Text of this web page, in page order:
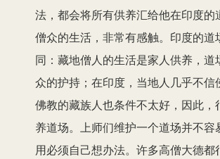
法，都会将所有供养汇给他在印度的
僧众的生活，非常有感触。印度的道
同：藏地僧人的生活是家人供养，道
众的护持；在印度，当地人几乎不信
佛教的藏族人也条件不太好，因此，
养道场。上师们维护一个道场并不容
用必须自己想办法。许多高僧大德都